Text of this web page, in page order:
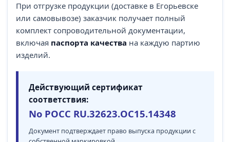
При отгрузке продукции (доставке в Егорьевске
или самовывозе) заказчик получает полный
комплект сопроводительной документации,
включая паспорта качества на каждую партию
изделий.
Действующий сертификат
соответствия:
No РОСС RU.32623.ОС15.14348
Документ подтверждает право выпуска продукции с